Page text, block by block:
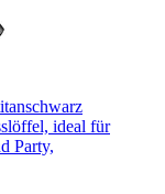
ideal für
Party,